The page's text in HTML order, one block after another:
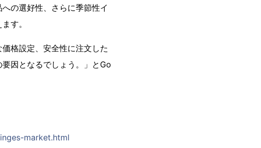
の選好性、さらに季節性イ
す。
格設定、安全性に注文した
因となるでしょう。」とGo
market.html